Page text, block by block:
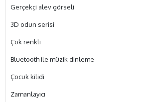
Gerçekçi alev görseli
3D odun serisi
Çok renkli
Bluetooth ile müzik dinleme
Çocuk kilidi
Zamanlayıcı